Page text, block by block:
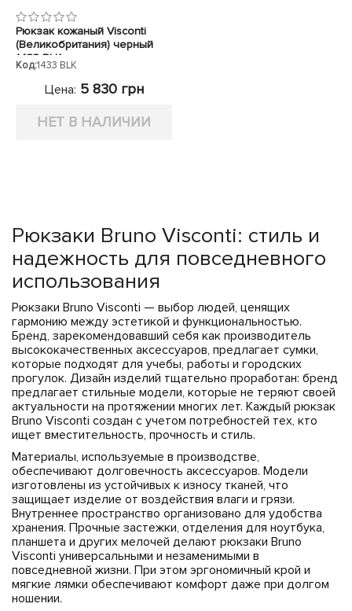
Рюкзак кожаный Visconti
(Великобритания) черный
1433 BLK
Код:1433 BLK
Цена: 5 830 грн
НЕТ В НАЛИЧИИ
Рюкзаки Bruno Visconti: стиль и
надежность для повседневного
использования
Рюкзаки Bruno Visconti — выбор людей, ценящих
гармонию между эстетикой и функциональностью.
Бренд, зарекомендовавший себя как производитель
высококачественных аксессуаров, предлагает сумки,
которые подходят для учебы, работы и городских
прогулок. Дизайн изделий тщательно проработан: бренд
предлагает стильные модели, которые не теряют своей
актуальности на протяжении многих лет. Каждый рюкзак
Bruno Visconti создан с учетом потребностей тех, кто
ищет вместительность, прочность и стиль.
Материалы, используемые в производстве,
обеспечивают долговечность аксессуаров. Модели
изготовлены из устойчивых к износу тканей, что
защищает изделие от воздействия влаги и грязи.
Внутреннее пространство организовано для удобства
хранения. Прочные застежки, отделения для ноутбука,
планшета и других мелочей делают рюкзаки Bruno
Visconti универсальными и незаменимыми в
повседневной жизни. При этом эргономичный крой и
мягкие лямки обеспечивают комфорт даже при долгом
ношении.